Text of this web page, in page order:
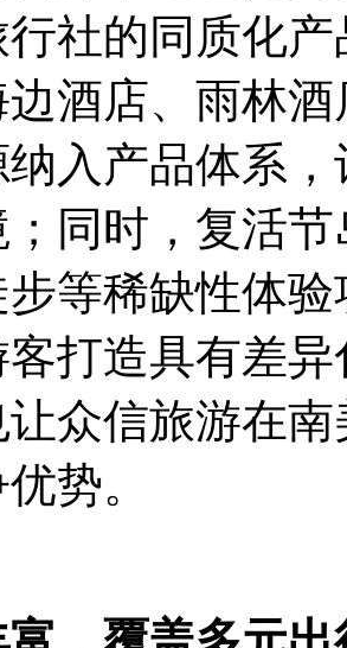
社的同质化
酒店、雨林
入产品体系
；同时，复活
等稀缺性体
客打造具有差
众信旅游在
势。